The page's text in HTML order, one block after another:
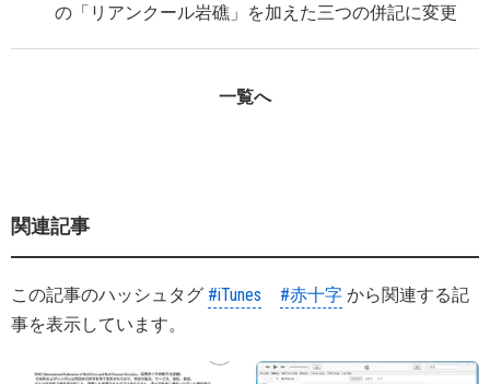
の「リアンクール岩礁」を加えた三つの併記に変更
一覧へ
関連記事
この記事のハッシュタグ #iTunes #赤十字 から関連する記
事を表示しています。